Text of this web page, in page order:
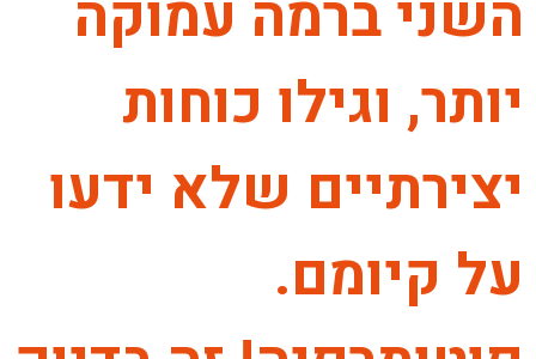
השני ברמה עמוקה
יותר, וגילו כוחות
יצירתיים שלא ידעו
על קיומם.